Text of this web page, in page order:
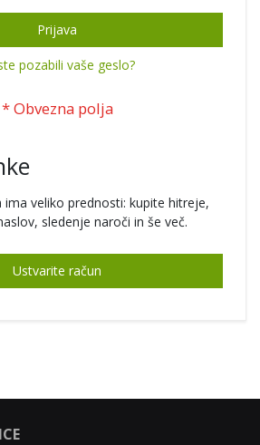
Prijava
pozabili vaše geslo?
veliko prednosti: kupite hitreje,
sledenje naroči in še več.
Ustvarite račun